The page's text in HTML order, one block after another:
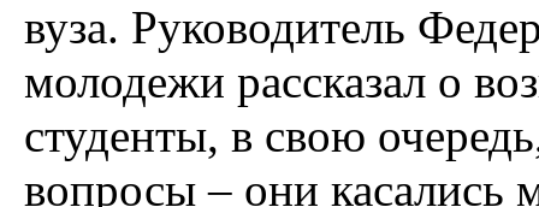
вуза. Руководитель
молодежи рассказал о
студенты, в свою
вопросы – они касались